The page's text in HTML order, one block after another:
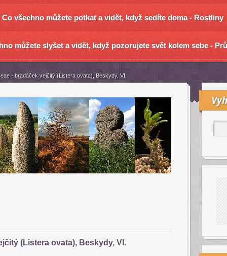
Co všechno můžete potkat a vidět, když sedíte doma - Rostliny
můžete slyšet a vidět, když pozorujete svět kolem sebe -
(Listera ovata), Beskydy, VI.
- bradáček vejčitý (Listera ovata), Beskydy, VI.